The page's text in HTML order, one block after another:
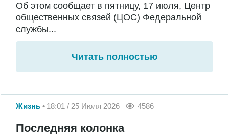
Об этом сообщает в пятницу, 17 июля, Центр
общественных связей (ЦОС) Федеральной
службы...
Читать полностью
Жизнь 18:01 / 25 Июля 2026 4586
Последняя колонка